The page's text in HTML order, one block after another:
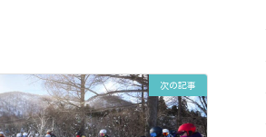
次の記事